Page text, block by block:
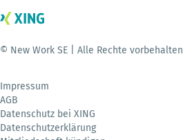
© New Work SE | Alle Rechte vorbehalten
Impressum
AGB
Datenschutz bei XING
Datenschutzerklärung